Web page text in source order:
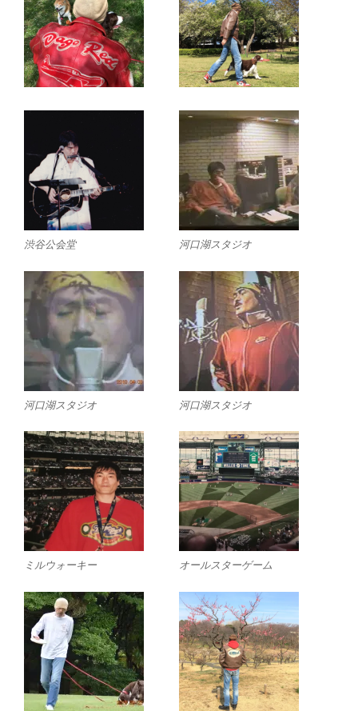
渋谷公会堂 河口湖スタジオ
河口湖スタジオ 河口湖スタジオ
ミルウォーキー オールスターゲーム